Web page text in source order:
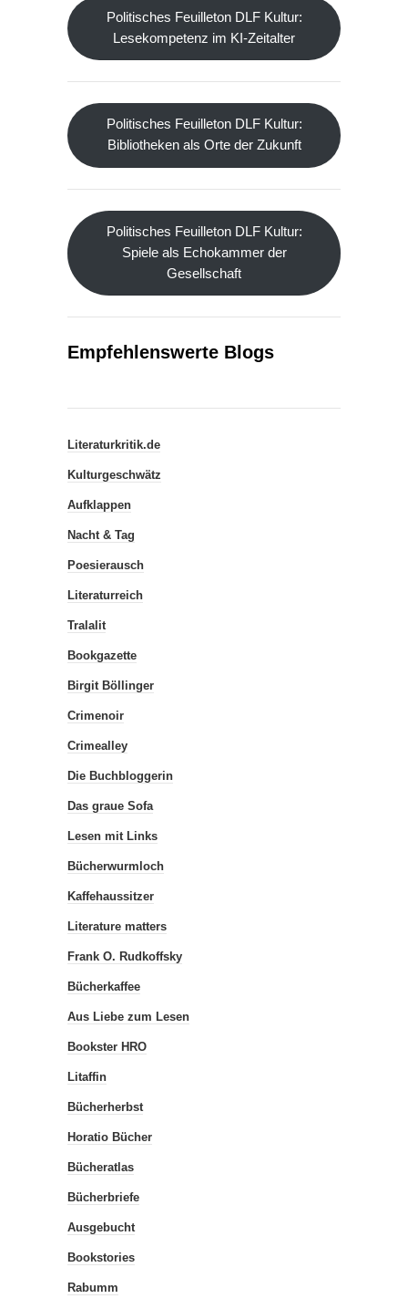
Politisches Feuilleton DLF Kultur:
Lesekompetenz im KI-Zeitalter
Politisches Feuilleton DLF Kultur:
Bibliotheken als Orte der Zukunft
Politisches Feuilleton DLF Kultur:
Spiele als Echokammer der
Gesellschaft
Empfehlenswerte Blogs
Literaturkritik.de
Kulturgeschwätz
Aufklappen
Nacht & Tag
Poesierausch
Literaturreich
Tralalit
Bookgazette
Birgit Böllinger
Crimenoir
Crimealley
Die Buchbloggerin
Das graue Sofa
Lesen mit Links
Bücherwurmloch
Kaffehaussitzer
Literature matters
Frank O. Rudkoffsky
Bücherkaffee
Aus Liebe zum Lesen
Bookster HRO
Litaffin
Bücherherbst
Horatio Bücher
Bücheratlas
Bücherbriefe
Ausgebucht
Bookstories
Rabumm